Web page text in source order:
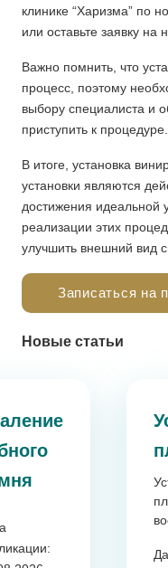
клинике “Харизма” по
или оставьте заявку на
Важно помнить, что
процесс, поэтому
выбору специалиста и
приступить к процедуре.
В итоге, установка
установки являются
достижения идеальной
реализации этих
улучшить внешний вид
Записаться на
Новые статьи